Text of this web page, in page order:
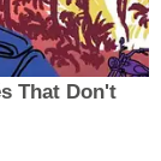
That Don't